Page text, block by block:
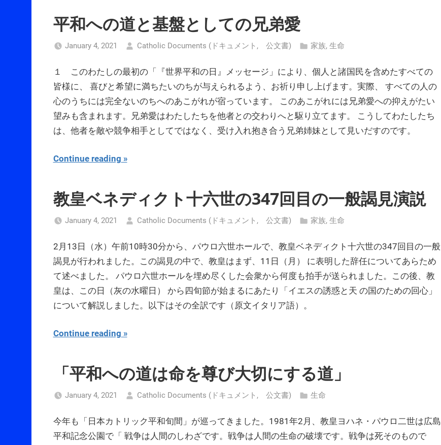
平和への道と基盤としての兄弟愛
January 4, 2021 Catholic Documents (ドキュメント, 公文書) 家族, 生命
１ このわたしの最初の「『世界平和の日』メッセージ」により、個人と諸国民を含めたすべての
皆様に、 喜びと希望に満ちたいのちが与えられるよう、お祈り申し上げます。実際、 すべての人の
心のうちには完全ないのちへのあこがれが宿っています。 このあこがれには兄弟愛への抑えがたい
望みも含まれます。兄弟愛はわたしたちを他者との交わりへと駆り立てます。 こうしてわたしたち
は、他者を敵や競争相手としてではなく、受け入れ抱き合う兄弟姉妹として見いだすのです。
Continue reading
教皇ベネディクト十六世の347回目の一般謁見演説
January 4, 2021 Catholic Documents (ドキュメント, 公文書) 家族, 生命
2月13日（水）午前10時30分から、パウロ六世ホールで、教皇ベネディクト十六世の347回目の一般
謁見が行われました。この謁見の中で、教皇はまず、11日（月） に表明した辞任についてあらため
て述べました。 パウロ六世ホールを埋め尽くした会衆から何度も拍手が送られました。この後、教
皇は、この日（灰の水曜日） から四旬節が始まるにあたり「イエスの誘惑と天 の国のための回心」
について解説しました。以下はその全訳です（原文イタリア語）。
Continue reading
「平和への道は命を尊び大切にする道」
January 4, 2021 Catholic Documents (ドキュメント, 公文書) 生命
今年も「日本カトリック平和旬間」が巡ってきました。1981年2月、教皇ヨハネ・パウロ二世は広島
平和記念公園で「 戦争は人間のしわざです。戦争は人間の生命の破壊です。戦争は死そのもので